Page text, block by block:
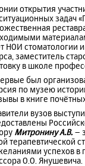
открытия
задач
НОИ
заместитель
в школе
был
по музею
в книге почётных
вузов
Митронину А.В.–
терапевтической
успехов в
О.О. Янушевича.